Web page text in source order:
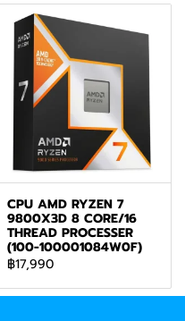
CPU AMD RYZEN 7
9800X3D 8 CORE/16
THREAD PROCESSER
(100-100001084W0F)
฿17,990